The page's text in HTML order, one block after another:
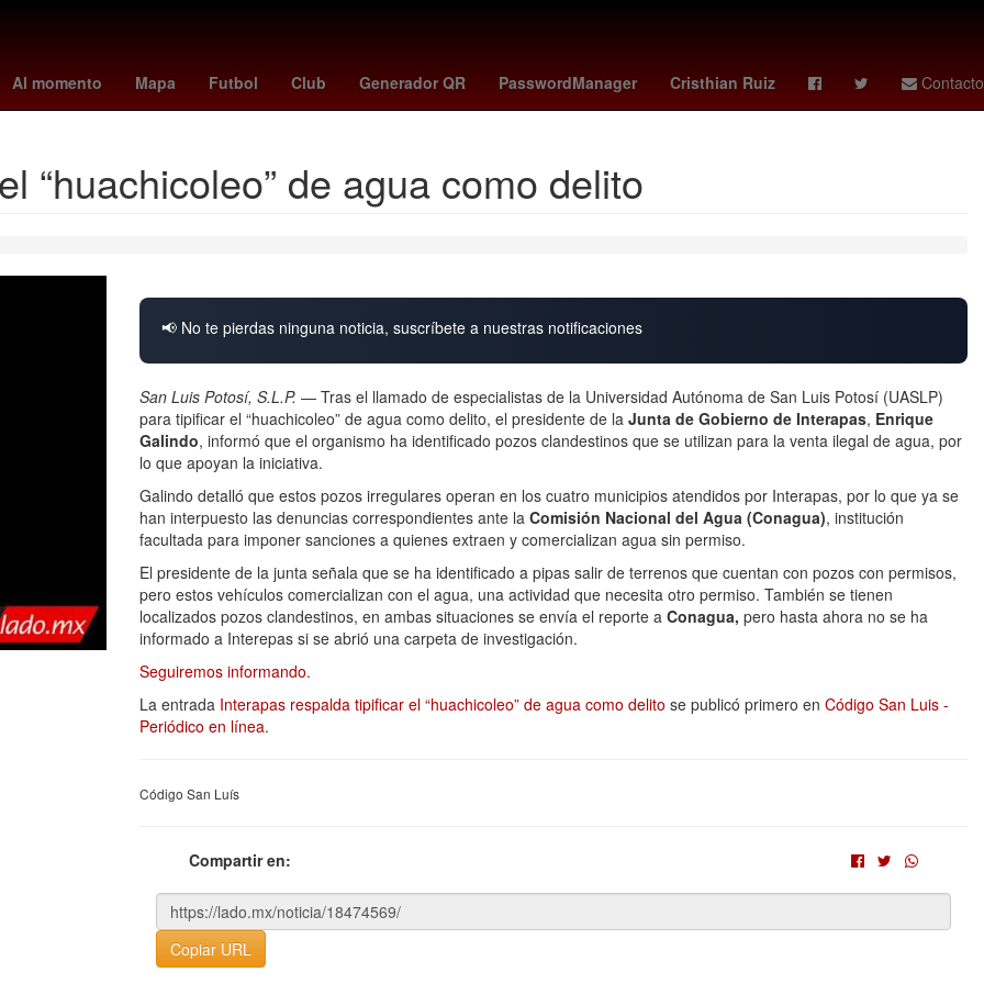
Al momento Mapa Futbol Club Generador QR PasswordManager Cristhian Ruiz Contacto
la casa de los famosos mexico 2026 rascacielos en vivo mexico news Perú Brasil padres - astros Senador
“huachicoleo” de agua como delito
📢 No te pierdas ninguna noticia, suscríbete a nuestras notificaciones
San Luis Potosí, S.L.P. — Tras el llamado de especialistas de la Universidad Autónoma de San Luis Potosí (UASLP)
para tipificar el “huachicoleo” de agua como delito, el presidente de la Junta de Gobierno de Interapas, Enrique
Galindo, informó que el organismo ha identificado pozos clandestinos que se utilizan para la venta ilegal de agua, por
lo que apoyan la iniciativa.
Galindo detalló que estos pozos irregulares operan en los cuatro municipios atendidos por Interapas, por lo que ya se
han interpuesto las denuncias correspondientes ante la Comisión Nacional del Agua (Conagua), institución
facultada para imponer sanciones a quienes extraen y comercializan agua sin permiso.
El presidente de la junta señala que se ha identificado a pipas salir de terrenos que cuentan con pozos con permisos,
pero estos vehículos comercializan con el agua, una actividad que necesita otro permiso. También se tienen
localizados pozos clandestinos, en ambas situaciones se envía el reporte a Conagua, pero hasta ahora no se ha
informado a Interepas si se abrió una carpeta de investigación.
Seguiremos informando.
La entrada Interapas respalda tipificar el “huachicoleo” de agua como delito se publicó primero en Código San Luis -
Periódico en línea.
Código San Luís
Compartir en:
Copiar URL